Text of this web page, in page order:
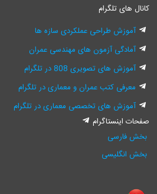
کانال های تلگرام
آموزش طراحی عملکردی سازه ها
آمادگی آزمون های مهندسی عمران
آموزش های تصویری 808 در تلگرام
معرفی کتب عمران و معماری در تلگرام
آموزش های تخصصی معماری در تلگرام
صفحات اینستاگرام
بخش فارسی
بخش انگلیسی